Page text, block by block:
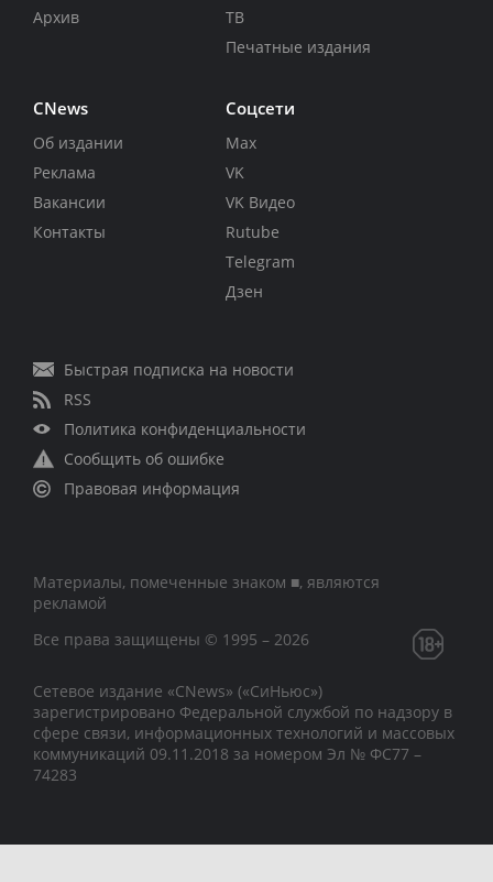
Архив
ТВ
Печатные издания
CNews
Об издании
Реклама
Вакансии
Контакты
Соцсети
Max
VK
VK Видео
Rutube
Telegram
Дзен
Быстрая подписка на новости
RSS
Политика конфиденциальности
Сообщить об ошибке
Правовая информация
Материалы, помеченные знаком ■, являются
рекламой
Все права защищены © 1995 – 2026
Сетевое издание «CNews» («СиНьюс»)
зарегистрировано Федеральной службой по надзору в
сфере связи, информационных технологий и массовых
коммуникаций 09.11.2018 за номером Эл № ФС77 –
74283